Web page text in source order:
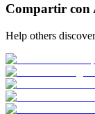
Compartir con
Help others discover